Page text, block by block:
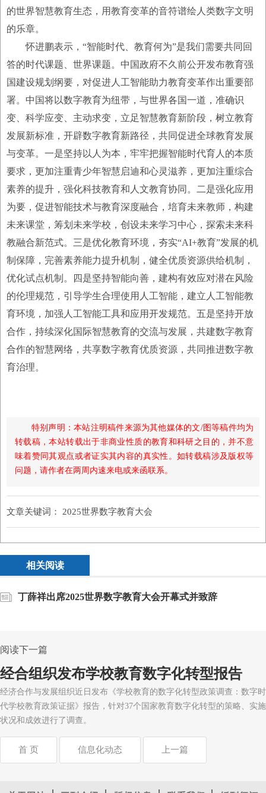
的世界智慧教育生态，用教育变革的音符谱绘人类数字文明
的乐章。
怀进鹏表示，“智能时代、教育何为”是我们需要共同回
答的时代课题、世界课题。中国政府不久前公开发布教育强
国建设规划纲要，对促进人工智能助力教育变革作出重要部
署。中国将以数字教育为纽带，与世界各国一道，准确识
变、科学应变、主动求变，立足智慧教育新阶段，树立教育
发展新标准，开辟数字教育新路径，共同促进全球教育发展
与变革。一是坚持以人为本，牢牢把握智能时代育人的本质
要求，更加注重青少年智慧启迪和心灵滋养，更加注重综合
素养的提升，强化科技教育和人文教育协同。二是强化应用
为要，促进智能技术与教育深度融合，培育未来教师，构建
未来课堂，筹划未来学校，创设未来学习中心，探索未来科
教融合新范式。三是优化教育环境，夯实“AI+教育”发展的机
制保障，完善素养能力提升机制，健全优质资源供给机制，
优化试点机制。四是坚持智能向善，建构有效应对潜在风险
的伦理规范，引导学生合理使用人工智能，建立人工智能教
育环境，加强人工智能工具和应用开发规范。五是坚持开放
合作，持续深化国际智慧教育的交流与发展，共建数字教育
合作的智慧网络，共享数字教育优质资源，共同推进数字教
育治理。
特别声明：本站注明稿件来源为其他媒体的文/图等稿件均为
转载稿，本站转载出于非商业性质的教育和科研之目的，并不意
味着赞同其观点或者证实其内容的真实性。如转载稿涉及版权等
问题，请作者在两周内速来电或来函联系。
文章关键词： 2025世界数字教育大会
相关阅读
丁薛祥出席2025世界数字教育大会开幕式并致辞
阅读下一篇
经合组织发布学校教育数字化转型报告
经济合作与发展组织近日发布《学校教育的数字化转型政策调查：数字时
代学校教育政策证据》报告，针对37个国家教育数字化转型的策略、实施
状况和成效进行了调查。
首 页 信息化动态 上一篇